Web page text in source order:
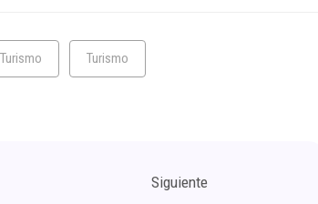
Turismo
Siguiente